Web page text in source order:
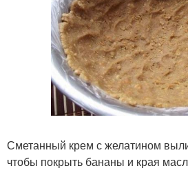
Сметанный крем с желатином
чтобы покрыть бананы и края